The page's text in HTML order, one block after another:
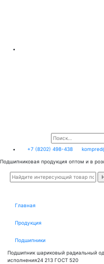
+7 (8202) 498-438
Подшипниковая продукция оптом и в
Главная
Продукция
Подшипники
Подшипник шариковый радиальный
исполнения24 213 ГОСТ 520